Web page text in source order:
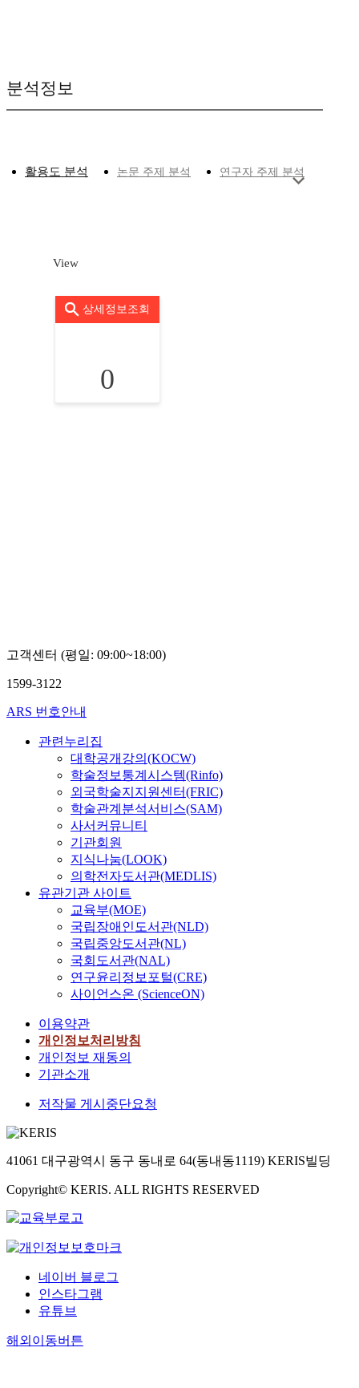
분석정보
활용도 분석 논문 주제 분석 연구자 주제 분석
View
상세정보조회
0
고객센터 (평일: 09:00~18:00)
1599-3122
ARS 번호안내
관련누리집
대학공개강의(KOCW)
학술정보통계시스템(Rinfo)
외국학술지지원센터(FRIC)
학술관계분석서비스(SAM)
사서커뮤니티
기관회원
지식나눔(LOOK)
의학전자도서관(MEDLIS)
유관기관 사이트
교육부(MOE)
국립장애인도서관(NLD)
국립중앙도서관(NL)
국회도서관(NAL)
연구윤리정보포털(CRE)
사이언스온 (ScienceON)
이용약관
개인정보처리방침
개인정보 재동의
기관소개
저작물 게시중단요청
41061 대구광역시 동구 동내로 64(동내동1119) KERIS빌딩
Copyright© KERIS. ALL RIGHTS RESERVED
네이버 블로그
인스타그램
유튜브
해외이동버튼